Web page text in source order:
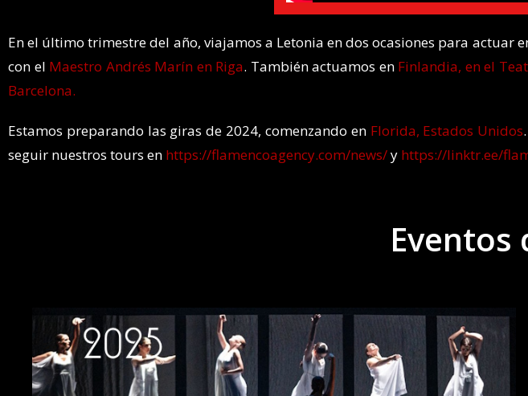
En el último trimestre del año, viajamos a Letonia en dos ocasiones para actuar
con el Maestro Andrés Marín en Riga. También actuamos en Finlandia, en el
Barcelona.
Estamos preparando las giras de 2024, comenzando en Florida, Estados Unidos
seguir nuestros tours en https://flamencoagency.com/news/y https://linktr.ee/
Eventos